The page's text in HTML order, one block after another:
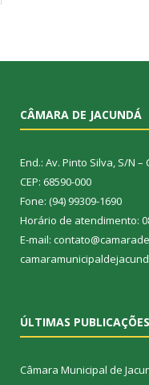
CÂMARA DE JACUNDÁ
End.: Av. Pinto Silva, S/N –
CEP: 68590-000
Fone: (94) 99309-1690
Horário de atendimento:
E-mail:
ÚLTIMAS PUBLICAÇÕES
Câmara Municipal de